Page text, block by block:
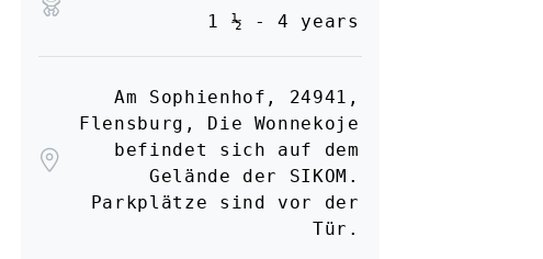
1 ½ - 4 years
Am Sophienhof, 24941,
Flensburg, Die Wonnekoje
befindet sich auf dem
Gelände der SIKOM.
Parkplätze sind vor der
Tür.